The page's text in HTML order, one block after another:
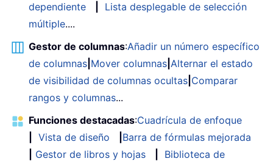
dependiente
Lista desplegable de selección
múltiple....
Gestor de columnas:Añadir un número específico
de columnas Mover columnas Alternar el estado
de visibilidad de columnas ocultas Comparar
rangos y columnas...
Funciones destacadas:Cuadrícula de enfoque
Vista de diseño
Barra de fórmulas mejorada
Gestor de libros y hojas
Biblioteca de